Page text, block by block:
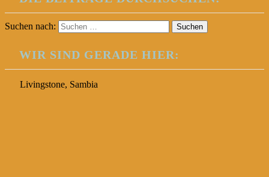
Suchen nach:
WIR SIND GERADE HIER:
Livingstone, Sambia